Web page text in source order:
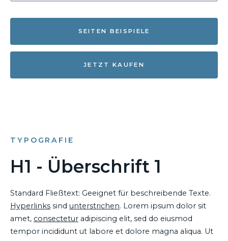
SEITEN BEISPIELE
JETZT KAUFEN
TYPOGRAFIE
H1 - Überschrift 1
Standard Fließtext: Geeignet für beschreibende Texte.
Hyperlinks sind unterstrichen. Lorem ipsum dolor sit
amet, consectetur adipiscing elit, sed do eiusmod
tempor incididunt ut labore et dolore magna aliqua. Ut